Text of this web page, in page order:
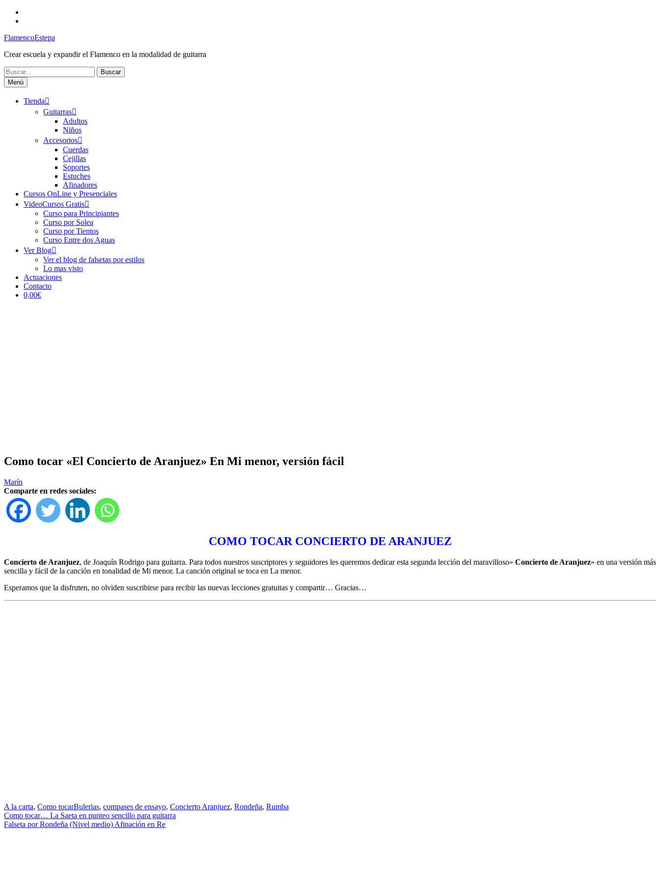
Saltar
FlamencoEstepa
Crear escuela y expandir el Flamenco en la modalidad de guitarra
Buscar:
Menú
Tienda
Guitarras
Adultos
Niños
Accesorios
Cuerdas
Cejillas
Soportes
Estuches
Afinadores
Cursos OnLine y Presenciales
VideoCursos Gratis
Curso para Principiantes
Curso por Solea
Curso por Tientos
Curso Entre dos Aguas
Ver Blog
Ver el blog de falsetas por estilos
Lo mas visto
Actuaciones
Contacto
0,00€
Como tocar «El Concierto de Aranjuez» En Mi menor, versión fácil
Marín
Comparte en redes sociales:
COMO TOCAR CONCIERTO DE ARANJUEZ
Concierto de Aranjuez, de Joaquín Rodrigo para guitarra. Para todos nuestros suscriptores y seguidores les queremos dedicar esta segunda lección del maravilloso» Concierto de Aranjuez» en una versión más
sencilla y fácil de la canción en tonalidad de Mi menor. La canción original se toca en La menor.
Esperamos que la disfruten, no olviden suscribirse para recibir las nuevas lecciones gratuitas y compartir… Gracias…
A la carta, Como tocarBulerias, compases de ensayo, Concierto Aranjuez, Rondeña, Rumba
Navegación
de
Como tocar… La Saeta en punteo sencillo para guitarra
Falseta por Rondeña (Nivel medio) Afinación en Re